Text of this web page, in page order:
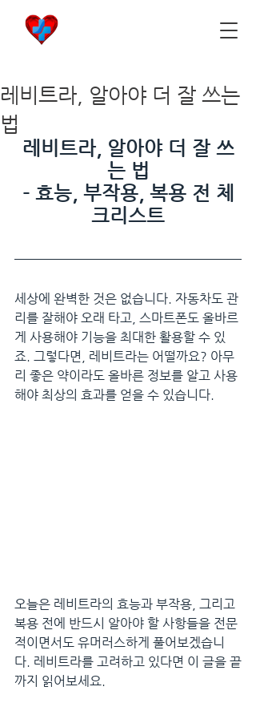
레비트라, 알아야 더 잘 쓰는
법
레비트라, 알아야 더 잘 쓰
는 법
- 효능, 부작용, 복용 전 체
크리스트
세상에 완벽한 것은 없습니다. 자동차도 관
리를 잘해야 오래 타고, 스마트폰도 올바르
게 사용해야 기능을 최대한 활용할 수 있
죠. 그렇다면, 레비트라는 어떨까요? 아무
리 좋은 약이라도 올바른 정보를 알고 사용
해야 최상의 효과를 얻을 수 있습니다.
오늘은 레비트라의 효능과 부작용, 그리고
복용 전에 반드시 알아야 할 사항들을 전문
적이면서도 유머러스하게 풀어보겠습니
다. 레비트라를 고려하고 있다면 이 글을 끝
까지 읽어보세요.